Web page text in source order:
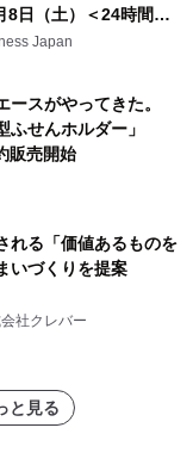
8日（土）＜24時間年
トネスジム＞
Japan
ースがやってきた。
ふせんホルダー」
販売開始
れる「価値あるものを
いづくりを提案
社クレバー
と見る